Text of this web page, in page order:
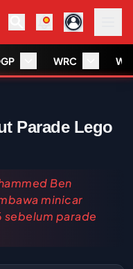
WRC
Parade Lego
Ben
minicar
sebelum parade